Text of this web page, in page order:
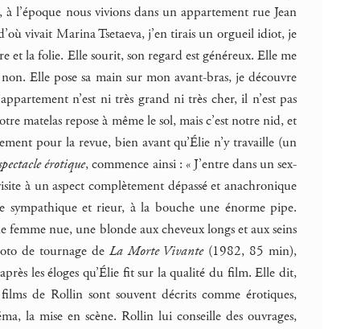
l’époque nous vivions dans un appartement rue Jean
vivait Marina Tsetaeva, j’en tirais un orgueil idiot, je
et la folie. Elle sourit, son regard est généreux. Elle me
Elle pose sa main sur mon avant-bras, je découvre
n’est ni très grand ni très cher, il n’est pas
matelas repose à même le sol, mais c’est notre nid, et
pour la revue, bien avant qu’Élie n’y travaille (un
érotique, commence ainsi : « J’entre dans un sex-
à un aspect complètement dépassé et anachronique
et rieur, à la bouche une énorme pipe.
nue, une blonde aux cheveux longs et aux seins
de tournage de La Morte Vivante(1982, 85 min),
les éloges qu’Élie fit sur la qualité du film. Elle dit,
de Rollin sont souvent décrits comme érotiques,
la mise en scène. Rollin lui conseille des ouvrages,